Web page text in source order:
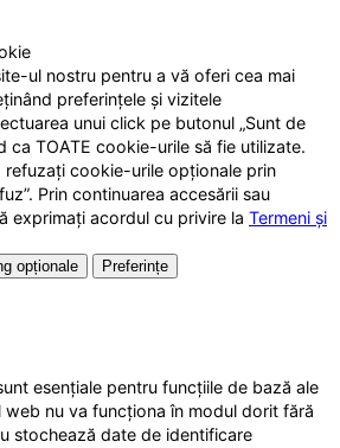
ul nostru pentru a vă oferi cea mai
preferințele și vizitele
unui click pe butonul „Sunt de
ca TOATE cookie-urile să fie utilizate.
refuzați cookie-urile opționale prin
Prin continuarea accesării sau
exprimați acordul cu privire la Termeni și
opționale
Preferințe
esențiale pentru funcțiile de bază ale
nu va funcționa în modul dorit fără
stochează date de identificare